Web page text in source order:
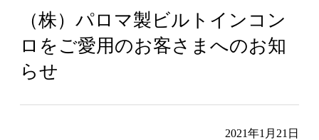
（株）パロマ製ビルトインコン
ロをご愛用のお客さまへのお知
らせ
2021年1月21日